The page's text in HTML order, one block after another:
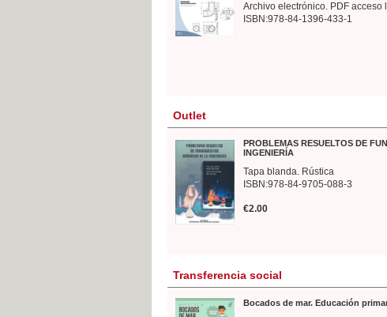
Archivo electrónico. PDF acceso
ISBN:978-84-1396-433-1
Outlet
PROBLEMAS RESUELTOS DE
INGENIERÍA
Tapa blanda. Rústica
ISBN:978-84-9705-088-3
€2.00
Transferencia social
Bocados de mar. Educación